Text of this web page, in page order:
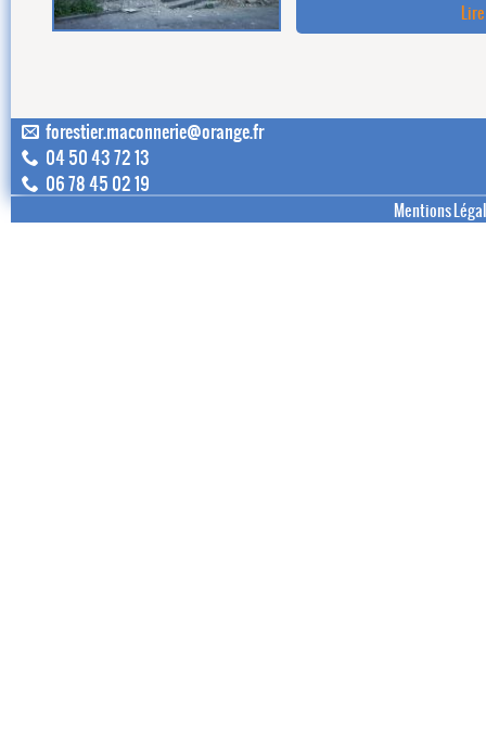
forestier.maconnerie@orange.fr
04 50 43 72 13
06 78 45 02 19
Mentions